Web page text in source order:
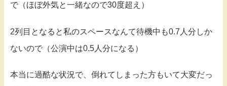
で（ほぼ外気と一緒なので30度超え）
2列目となると私のスペースなんて待機中も0.7人分しか
ないので（公演中は0.5人分になる）
本当に過酷な状況で、倒れてしまった方もいて大変だっ